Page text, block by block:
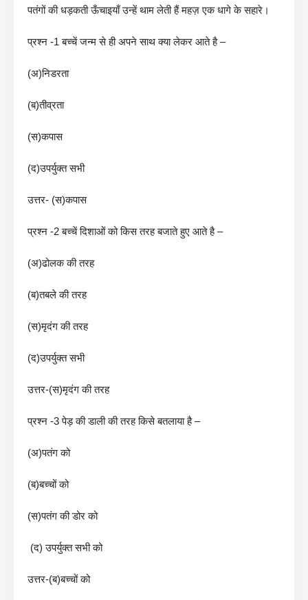
पतंगों की धड़कती ऊँचाइयाँ उन्हें थाम लेती हैं महज़ एक धागे के सहारे।
प्रश्न -1 बच्चें जन्म से ही अपने साथ क्या लेकर आते है –
(अ)निडरता
(ब)तीव्रता
(स)कपास
(द)उपर्युक्त सभी
उत्तर- (स)कपास
प्रश्न -2 बच्चें दिशाओं को किस तरह बजाते हुए आते है –
(अ)ढोलक की तरह
(ब)तबले की तरह
(स)मृदंग की तरह
(द)उपर्युक्त सभी
उत्तर-(स)मृदंग की तरह
प्रश्न -3 पेड़ की डाली की तरह किसे बतलाया है –
(अ)पतंग को
(ब)बच्चों को
(स)पतंग की डोर को
(द) उपर्युक्त सभी को
उत्तर-(ब)बच्चों को